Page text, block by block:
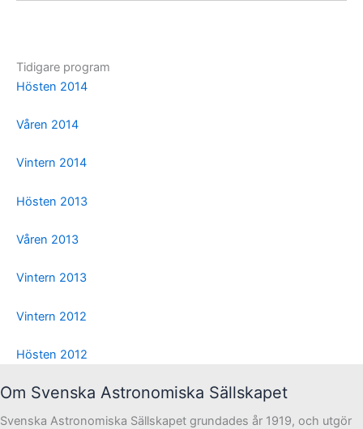
Tidigare program
Hösten 2014
Våren 2014
Vintern 2014
Hösten 2013
Våren 2013
Vintern 2013
Vintern 2012
Hösten 2012
Om Svenska Astronomiska Sällskapet
Svenska Astronomiska Sällskapet grundades år 1919, och utgör